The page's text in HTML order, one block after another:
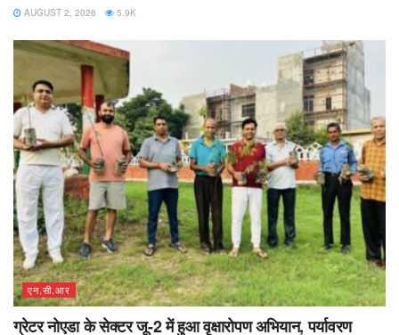
AUGUST 2, 2026 5.9K
एन.सी.आर
ग्रेटर नोएडा के सेक्टर जू-2 में हुआ वृक्षारोपण अभियान, पर्यावरण